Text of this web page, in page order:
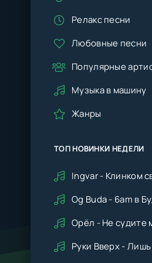
Релакс песни
Любовные песни
Популярные
Музыка в машину
Жанры
ТОП НОВИНКИ НЕДЕЛИ
Орёл - Не судите